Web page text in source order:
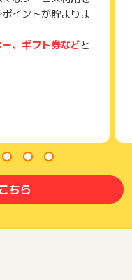
イントが貯まりま
、ギフト券などと
ちら